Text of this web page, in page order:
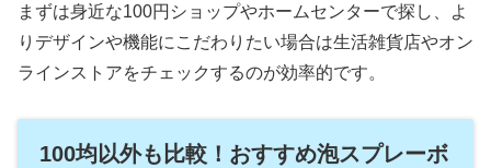
まずは身近な100円ショップやホームセンターで探し、よ
りデザインや機能にこだわりたい場合は生活雑貨店やオン
ラインストアをチェックするのが効率的です。
100均以外も比較！おすすめ泡スプレーボ